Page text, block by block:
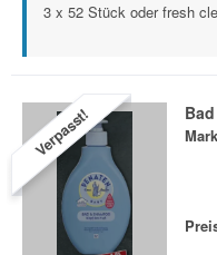
3 x 52 Stück oder fresh
Verpasst!